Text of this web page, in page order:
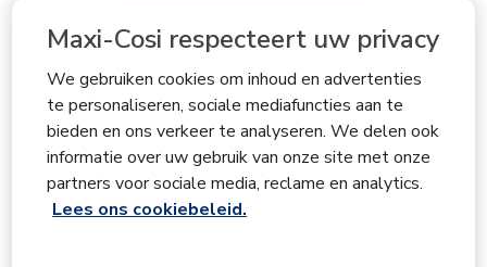
Maxi-Cosi respecteert uw privacy
We gebruiken cookies om inhoud en advertenties
te personaliseren, sociale mediafuncties aan te
bieden en ons verkeer te analyseren. We delen ook
informatie over uw gebruik van onze site met onze
partners voor sociale media, reclame en analytics.
Lees ons cookiebeleid.
0
Gemiddelde scores van klanten
Kwaliteit
Kwaliteit, 5.0 van 5
5.0
Makkelijk te gebruiken
Makkelijk te gebruiken, 4.8 van 5